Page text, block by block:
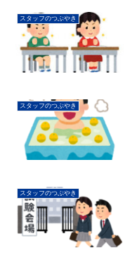
スタッフのつぶやき
スタッフのつぶやき
スタッフのつぶやき